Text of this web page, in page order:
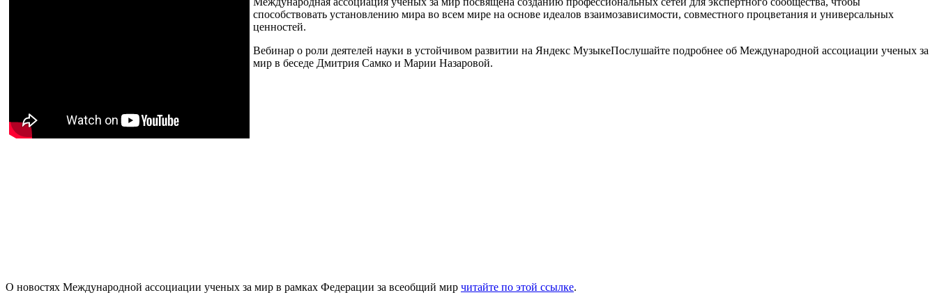
способствовать установлению мира во всем мире на основе идеалов взаимозависимости, совместного процветания и универсальных
ценностей.
Вебинар о роли деятелей науки в устойчивом развитии на Яндекс МузыкеПослушайте подробнее об Международной ассоциации ученых за
мир в беседе Дмитрия Самко и Марии Назаровой.
О новостях Международной ассоциации ученых за мир в рамках Федерации за всеобщий мир читайте по этой ссылке.